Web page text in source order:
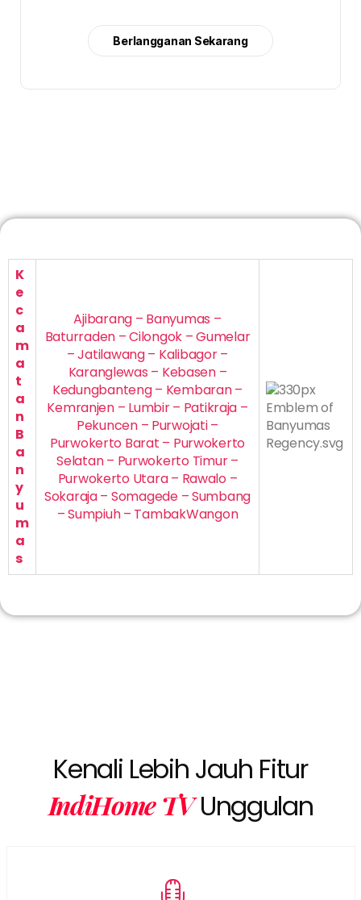
Berlangganan Sekarang
K
e
c
a
m
a
t
a
n
B
a
n
y
u
m
a
s
Ajibarang – Banyumas –
Baturraden – Cilongok – Gumelar
– Jatilawang – Kalibagor –
Karanglewas – Kebasen –
Kedungbanteng – Kembaran –
Kemranjen – Lumbir – Patikraja –
Pekuncen – Purwojati –
Purwokerto Barat – Purwokerto
Selatan – Purwokerto Timur –
Purwokerto Utara – Rawalo –
Sokaraja – Somagede – Sumbang
– Sumpiuh – TambakWangon
Kenali Lebih Jauh Fitur
IndiHome TVUnggulan